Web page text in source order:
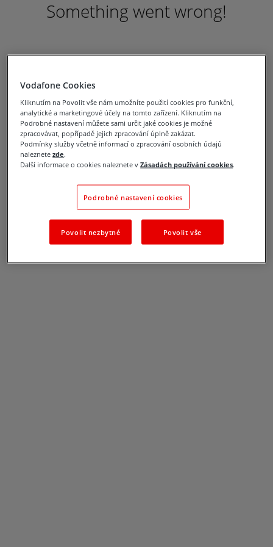
Something went wrong!
Vodafone Cookies
Kliknutím na Povolit vše nám umožníte použití cookies pro funkční,
analytické a marketingové účely na tomto zařízení. Kliknutím na
Podrobné nastavení můžete sami určit jaké cookies je možné
zpracovávat, popřípadě jejich zpracování úplně zakázat.
Podmínky služby včetně informací o zpracování osobních údajů
naleznetezde.
Další informace o cookies naleznete vZásadách používání cookies.
Podrobné nastavení cookies
Povolit nezbytné Povolit vše